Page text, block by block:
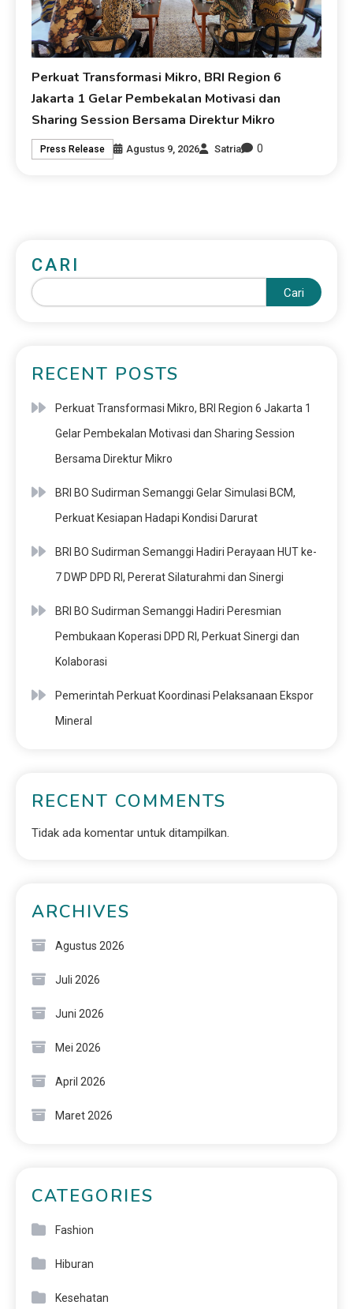
Perkuat Transformasi Mikro, BRI Region 6
Jakarta 1 Gelar Pembekalan Motivasi dan
Sharing Session Bersama Direktur Mikro
Press Release Agustus 9, 2026 Satria 0
CARI
Cari
RECENT POSTS
Perkuat Transformasi Mikro, BRI Region 6 Jakarta 1
Gelar Pembekalan Motivasi dan Sharing Session
Bersama Direktur Mikro
BRI BO Sudirman Semanggi Gelar Simulasi BCM,
Perkuat Kesiapan Hadapi Kondisi Darurat
BRI BO Sudirman Semanggi Hadiri Perayaan HUT ke-
7 DWP DPD RI, Pererat Silaturahmi dan Sinergi
BRI BO Sudirman Semanggi Hadiri Peresmian
Pembukaan Koperasi DPD RI, Perkuat Sinergi dan
Kolaborasi
Pemerintah Perkuat Koordinasi Pelaksanaan Ekspor
Mineral
RECENT COMMENTS
Tidak ada komentar untuk ditampilkan.
ARCHIVES
Agustus 2026
Juli 2026
Juni 2026
Mei 2026
April 2026
Maret 2026
CATEGORIES
Fashion
Hiburan
Kesehatan